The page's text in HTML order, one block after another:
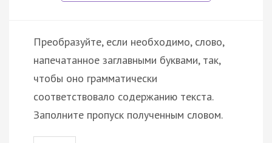
Преобразуйте, если необходимо, слово,
напечатанное заглавными буквами, так,
чтобы оно грамматически
соответствовало содержанию текста.
Заполните пропуск полученным словом.